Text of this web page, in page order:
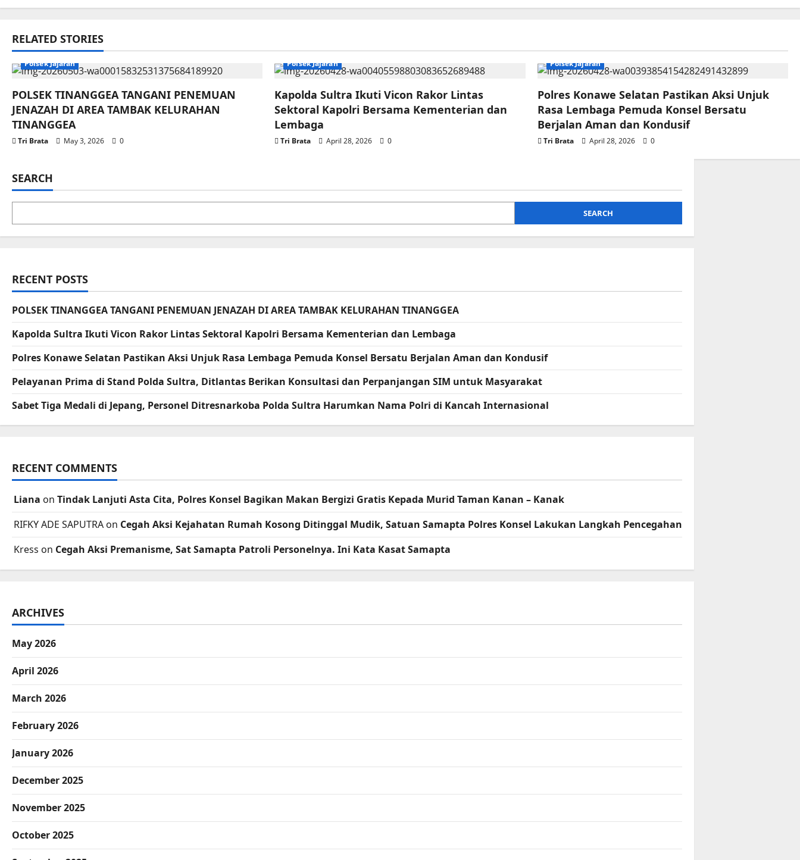
RELATED STORIES
Polsek Jajaran
POLSEK TINANGGEA TANGANI PENEMUAN
JENAZAH DI AREA TAMBAK KELURAHAN
TINANGGEA
Tri Brata May 3, 2026 0
Polsek Jajaran
Kapolda Sultra Ikuti Vicon Rakor Lintas
Sektoral Kapolri Bersama Kementerian dan
Lembaga
Tri Brata April 28, 2026 0
Polsek Jajaran
Polres Konawe Selatan Pastikan Aksi Unjuk
Rasa Lembaga Pemuda Konsel Bersatu
Berjalan Aman dan Kondusif
Tri Brata April 28, 2026 0
SEARCH
SEARCH
RECENT POSTS
POLSEK TINANGGEA TANGANI PENEMUAN JENAZAH DI AREA TAMBAK KELURAHAN TINANGGEA
Kapolda Sultra Ikuti Vicon Rakor Lintas Sektoral Kapolri Bersama Kementerian dan Lembaga
Polres Konawe Selatan Pastikan Aksi Unjuk Rasa Lembaga Pemuda Konsel Bersatu Berjalan Aman dan Kondusif
Pelayanan Prima di Stand Polda Sultra, Ditlantas Berikan Konsultasi dan Perpanjangan SIM untuk Masyarakat
Sabet Tiga Medali di Jepang, Personel Ditresnarkoba Polda Sultra Harumkan Nama Polri di Kancah Internasional
RECENT COMMENTS
Liana on Tindak Lanjuti Asta Cita, Polres Konsel Bagikan Makan Bergizi Gratis Kepada Murid Taman Kanan – Kanak
RIFKY ADE SAPUTRA on Cegah Aksi Kejahatan Rumah Kosong Ditinggal Mudik, Satuan Samapta Polres Konsel Lakukan Langkah Pencegahan
Kress on Cegah Aksi Premanisme, Sat Samapta Patroli Personelnya. Ini Kata Kasat Samapta
ARCHIVES
May 2026
April 2026
March 2026
February 2026
January 2026
December 2025
November 2025
October 2025